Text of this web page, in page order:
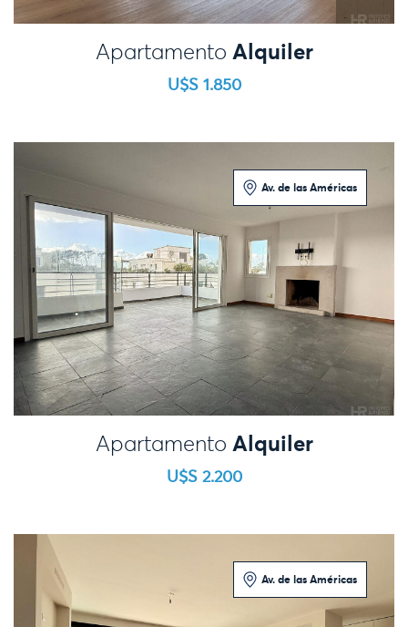
Apartamento Alquiler
U$S 1.850
Av. de las Américas
3 Dormitorios
Apartamento Alquiler
U$S 2.200
Av. de las Américas